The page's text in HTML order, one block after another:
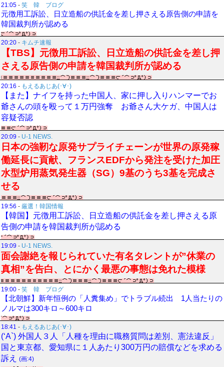
21:05 - 笑 韓 ブログ
元徴用工訴訟、日立造船の供託金を差し押さえる原告側の申請を
韓国裁判所が認める
20:20 - キムチ速報
【TBS】元徴用工訴訟、日立造船の供託金を差し押
さえる原告側の申請を韓国裁判所が認める
20:16 - もえるあじあ(･∀･)
【また】ナイフを持った中国人、家に押し入りハンマーでお
爺さんの頭を殴って１万円強奪 お爺さん大ケガ、中国人は
容疑否認
20:09 - U-1 NEWS.
日本の強靭な原発サプライチェーンが世界の原発稼
働延長に貢献、フランスEDFから発注を受けた加圧
水型炉用蒸気発生器（SG）9基のうち3基を完成さ
せる
19:56 - 厳選！韓国情報
【韓国】元徴用工訴訟、日立造船の供託金を差し押さえる原
告側の申請を韓国裁判所が認める
19:09 - U-1 NEWS.
面会謝絶を報じられていた有名タレントが”休業の
真相”を告白、とにかく最悪の事態は免れた模様
19:00 - 笑 韓 ブログ
【北朝鮮】新年恒例の「人糞集め」でトラブル続出 1人当たりの
ノルマは300キロ～600キロ
18:41 - もえるあじあ(･∀･)
(‘A`) 外国人３人「人種を理由に職務質問は差別、憲法違反」
国と東京都、愛知県に１人あたり300万円の賠償などを求める
訴え
(画:4)